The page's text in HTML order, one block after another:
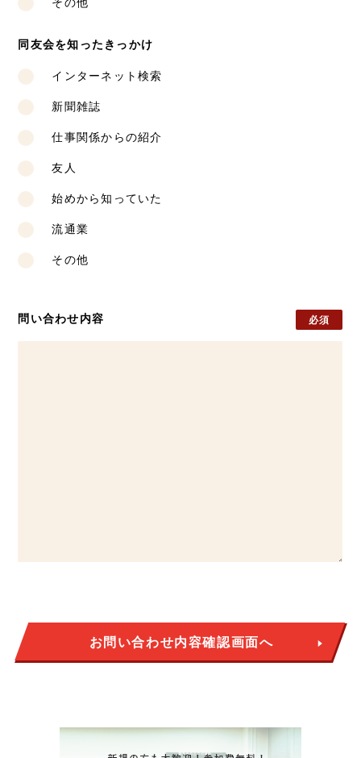
その他
同友会を知ったきっかけ
インターネット検索
新聞雑誌
仕事関係からの紹介
友人
始めから知っていた
流通業
その他
問い合わせ内容 必須